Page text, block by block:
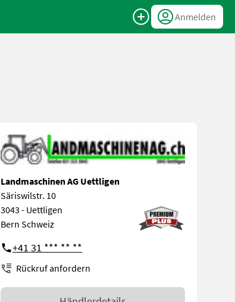
Anmelden
Landmaschinen AG Uettligen
Säriswilstr. 10
3043 - Uettligen
Bern Schweiz
+41 31 *** ** **
Rückruf anfordern